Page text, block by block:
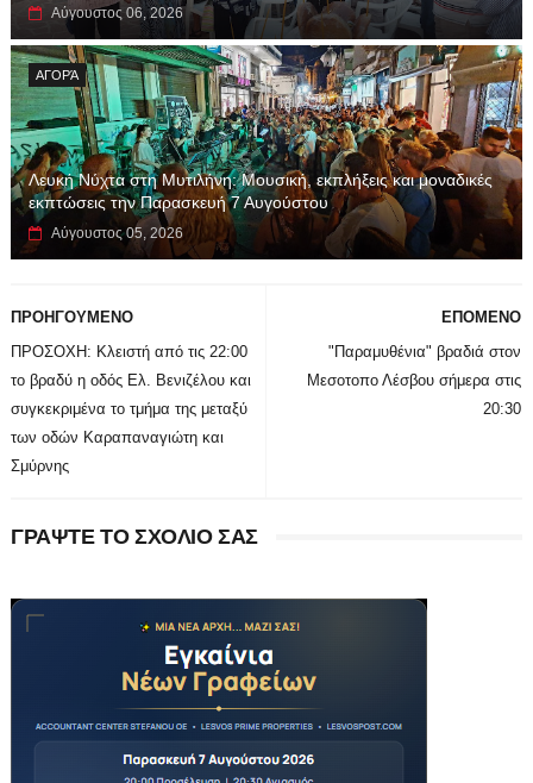
Αύγουστος 06, 2026
ΑΓΟΡΆ
Λευκή Νύχτα στη Μυτιλήνη: Μουσική, εκπλήξεις και μοναδικές
εκπτώσεις την Παρασκευή 7 Αυγούστου
Αύγουστος 05, 2026
ΕΠΟΜΕΝΟ
"Παραμυθένια" βραδιά στον
Μεσοτοπο Λέσβου σήμερα στις
20:30
ΠΡΟΗΓΟΥΜΕΝΟ
ΠΡΟΣΟΧΗ: Κλειστή από τις 22:00
το βραδύ η οδός Ελ. Βενιζέλου και
συγκεκριμένα το τμήμα της μεταξύ
των οδών Καραπαναγιώτη και
Σμύρνης
ΓΡΑΨΤΕ ΤΟ ΣΧΟΛΙΟ ΣΑΣ